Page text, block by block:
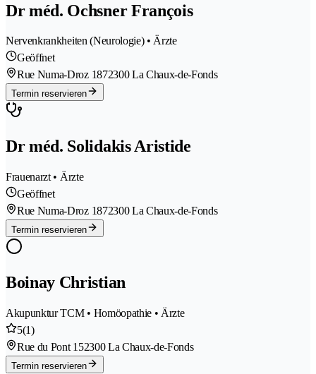
Dr méd. Ochsner François
Nervenkrankheiten (Neurologie) • Ärzte
Geöffnet
Rue Numa-Droz 1872300 La Chaux-de-Fonds
Termin reservieren
Dr méd. Solidakis Aristide
Frauenarzt • Ärzte
Geöffnet
Rue Numa-Droz 1872300 La Chaux-de-Fonds
Termin reservieren
Boinay Christian
Akupunktur TCM • Homöopathie • Ärzte
5(1)
Rue du Pont 152300 La Chaux-de-Fonds
Termin reservieren